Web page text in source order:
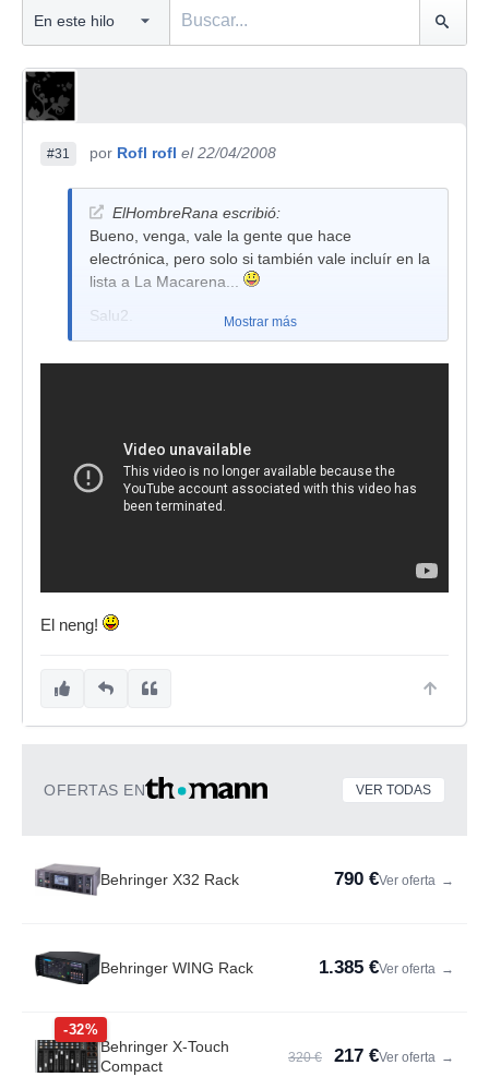
#31 por Rofl rofl el 22/04/2008
ElHombreRana escribió:
Bueno, venga, vale la gente que hace
electrónica, pero solo si también vale incluír en la
lista a La Macarena...
Salu2.
Mostrar más
El neng!
OFERTAS EN VER TODAS
Behringer X32 Rack 790 €Ver oferta →
Behringer WING Rack 1.385 €Ver oferta →
-32%
Behringer X-Touch
Compact
320 € 217 €Ver oferta →